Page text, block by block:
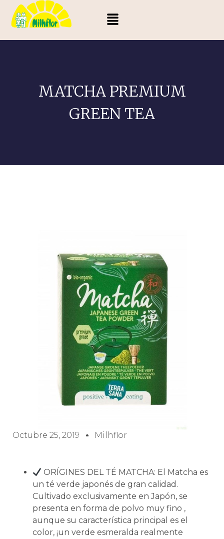
MATCHA PREMIUM
GREEN TEA
Octubre 25, 2019 Milhflor
ORÍGINES DEL TÉ MATCHA: El Matcha es
un té verde japonés de gran calidad.
Cultivado exclusivamente en Japón, se
presenta en forma de polvo muy fino ,
aunque su característica principal es el
color, ¡un verde esmeralda realmente